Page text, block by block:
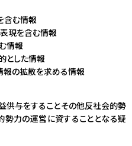
含む情報
現を含む情報
情報
とした情報
報の拡散を求める情報
与をすることその他反社会的勢
力の運営に資することとなる疑